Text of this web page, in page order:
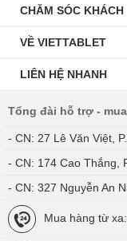
CHĂM SÓC KHÁCH
VỀ VIETTABLET
LIÊN HỆ NHANH
Tổng đài hỗ trợ -
- CN: 27 Lê Văn Việt,
- CN: 174 Cao Thắng,
- CN: 327 Nguyễn An
Mua hàng từ xa: